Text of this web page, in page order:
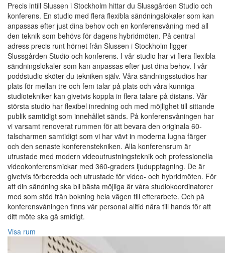
Precis intill Slussen i Stockholm hittar du Slussgården Studio och
konferens. En studio med flera flexibla sändningslokaler som kan
anpassas efter just dina behov och en konferensvåning med all
den teknik som behövs för dagens hybridmöten. På central
adress precis runt hörnet från Slussen i Stockholm ligger
Slussgården Studio och konferens. I vår studio har vi flera flexibla
sändningslokaler som kan anpassas efter just dina behov. I vår
poddstudio sköter du tekniken själv. Våra sändningsstudios har
plats för mellan tre och fem talar på plats och våra kunniga
studiotekniker kan givetvis koppla in flera talare på distans. Vår
största studio har flexibel inredning och med möjlighet till sittande
publik samtidigt som innehållet sänds. På konferensvåningen har
vi varsamt renoverat rummen för att bevara den originala 60-
talscharmen samtidigt som vi har vävt in moderna lugna färger
och den senaste konferenstekniken. Alla konferensrum är
utrustade med modern videoutrustningsteknik och professionella
videokonferensmickar med 360-graders ljudupptagning. De är
givetvis förberedda och utrustade för video- och hybridmöten. För
att din sändning ska bli bästa möjliga är våra studiokoordinatorer
med som stöd från bokning hela vägen till efterarbete. Och på
konferensvåningen finns vår personal alltid nära till hands för att
ditt möte ska gå smidigt.
Visa rum